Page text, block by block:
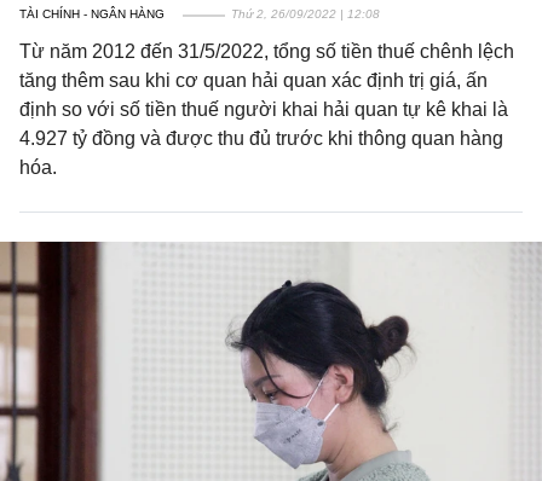
TÀI CHÍNH - NGÂN HÀNG Thứ 2, 26/09/2022 | 12:08
Từ năm 2012 đến 31/5/2022, tổng số tiền thuế chênh lệch
tăng thêm sau khi cơ quan hải quan xác định trị giá, ấn
định so với số tiền thuế người khai hải quan tự kê khai là
4.927 tỷ đồng và được thu đủ trước khi thông quan hàng
hóa.